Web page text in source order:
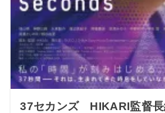
37セカンズ HIKARI監督長